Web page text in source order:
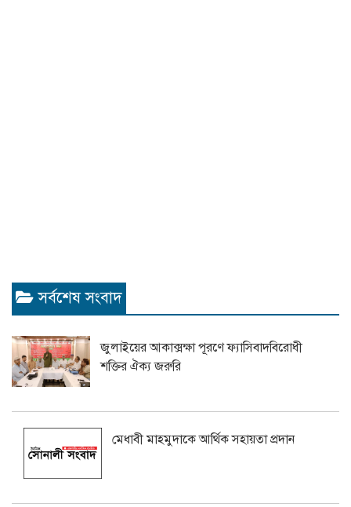
সর্বশেষ সংবাদ
জুলাইয়ের আকাক্সক্ষা পূরণে ফ্যাসিবাদবিরোধী
শক্তির ঐক্য জরুরি
মেধাবী মাহমুদাকে আর্থিক সহায়তা প্রদান